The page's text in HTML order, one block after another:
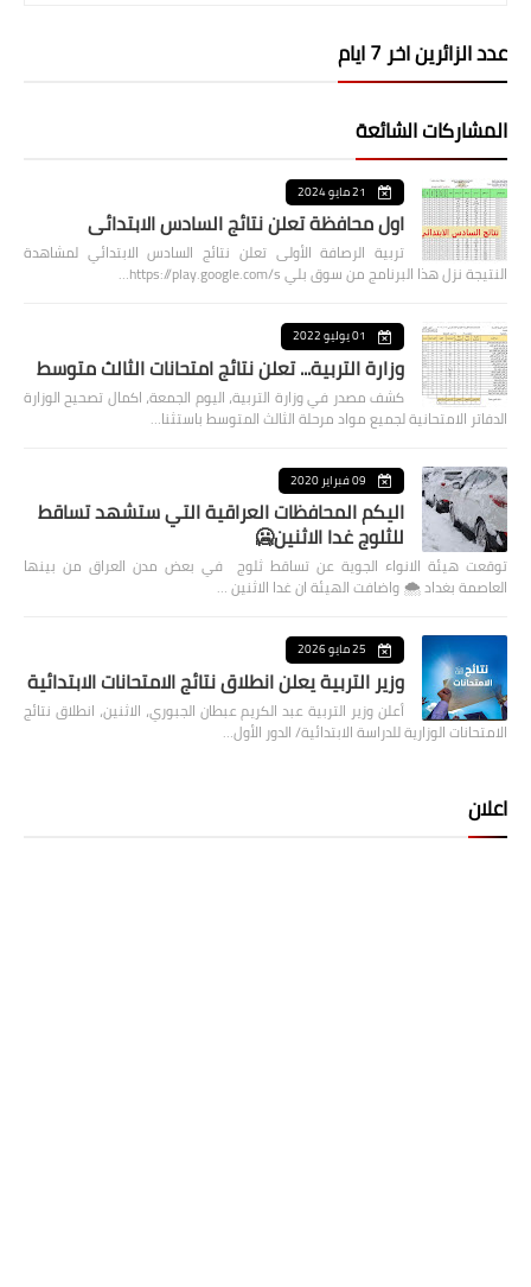
عدد الزائرين اخر 7 ايام
المشاركات الشائعة
21 مايو 2024
اول محافظة تعلن نتائج السادس الابتدائي
تربية الرصافة الأولى تعلن نتائج السادس الابتدائي لمشاهدة
النتيجة نزل هذا البرنامج من سوق بلي https://play.google.com/s…
01 يوليو 2022
وزارة التربية... تعلن نتائج امتحانات الثالث متوسط
كشف مصدر في وزارة التربية، اليوم الجمعة، اكمال تصحيح الوزارة
الدفاتر الامتحانية لجميع مواد مرحلة الثالث المتوسط باستثنا…
09 فبراير 2020
اليكم المحافظات العراقية التي ستشهد تساقط
للثلوج غدا الاثنين🥶
توقعت هيئة الانواء الجوية عن تساقط ثلوج في بعض مدن العراق من بينها
العاصمة بغداد ⁦🌨️⁩ واضافت الهيئة ان غدا الاثنين …
25 مايو 2026
وزير التربية يعلن انطلاق نتائج الامتحانات الابتدائية
أعلن وزير التربية عبد الكريم عبطان الجبوري، الاثنين، انطلاق نتائج
الامتحانات الوزارية للدراسة الابتدائية/ الدور الأول…
اعلان